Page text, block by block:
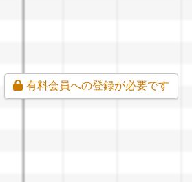
有料会員への登録が必要です